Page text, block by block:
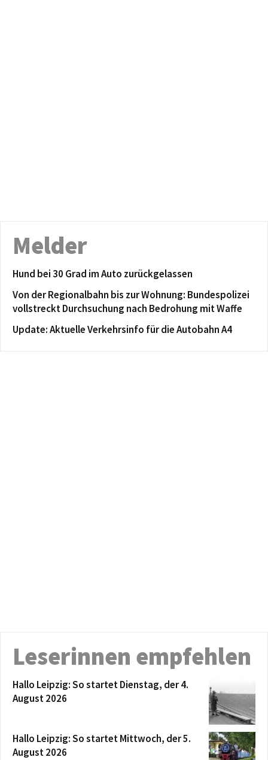
Melder
Hund bei 30 Grad im Auto zurückgelassen
Von der Regionalbahn bis zur Wohnung: Bundespolizei
vollstreckt Durchsuchung nach Bedrohung mit Waffe
Update: Aktuelle Verkehrsinfo für die Autobahn A4
Leserinnen empfehlen
Hallo Leipzig: So startet Dienstag, der 4.
August 2026
Hallo Leipzig: So startet Mittwoch, der 5.
August 2026